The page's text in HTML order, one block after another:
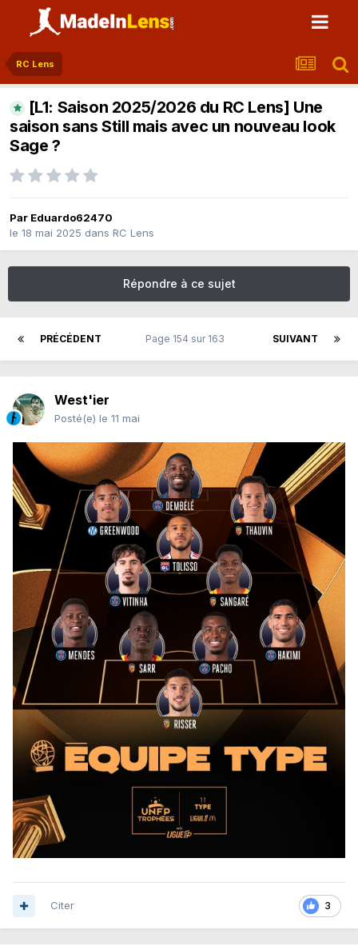
RC Lens
[L1: Saison 2025/2026 du RC Lens] Une
saison sans Still mais avec un nouveau look
Sage ?
Par Eduardo62470
le 18 mai 2025 dans RC Lens
Répondre à ce sujet
PRÉCÉDENT SUIVANT
Page 154 sur 163
West'ier
Posté(e) le 11 mai
3
Citer